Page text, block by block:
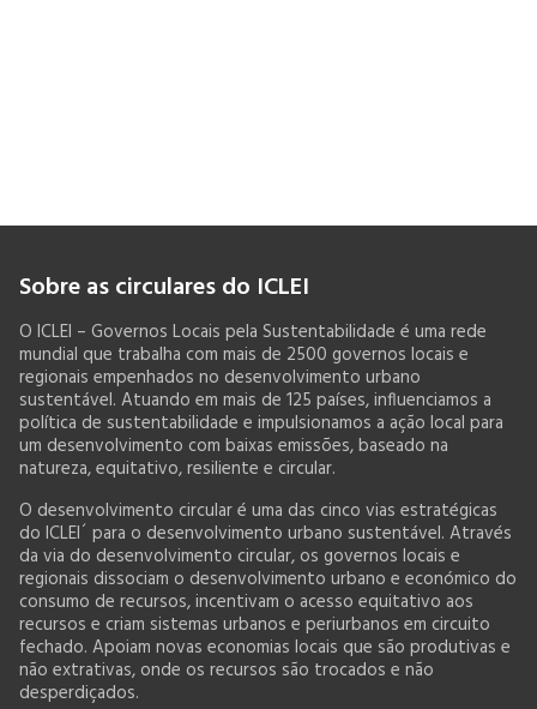
Sobre as circulares do ICLEI
O ICLEI – Governos Locais pela Sustentabilidade é uma rede
mundial que trabalha com mais de 2500 governos locais e
regionais empenhados no desenvolvimento urbano
sustentável. Atuando em mais de 125 países, influenciamos a
política de sustentabilidade e impulsionamos a ação local para
um desenvolvimento com baixas emissões, baseado na
natureza, equitativo, resiliente e circular.
O desenvolvimento circular é uma das cinco vias estratégicas
do ICLEI´ para o desenvolvimento urbano sustentável. Através
da via do desenvolvimento circular, os governos locais e
regionais dissociam o desenvolvimento urbano e económico do
consumo de recursos, incentivam o acesso equitativo aos
recursos e criam sistemas urbanos e periurbanos em circuito
fechado. Apoiam novas economias locais que são produtivas e
não extrativas, onde os recursos são trocados e não
desperdiçados.